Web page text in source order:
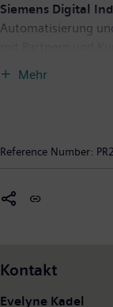
Siemens Digital
Automatisierung
Anforderungen der
erhöhen. DI
Siemens AG
Mehr
Reference Number:
Kontakt
Evelyne Kadel